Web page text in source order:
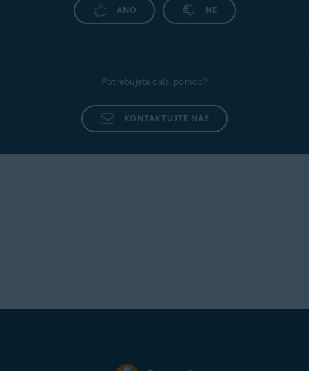
ANO NE
Potřebujete další pomoc?
KONTAKTUJTE NÁS